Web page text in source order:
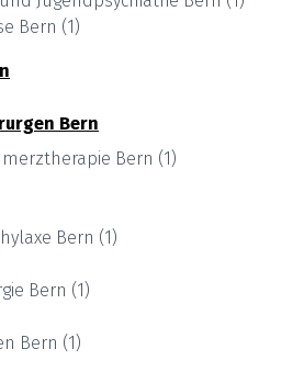
Bern (1)
Bern
Bern (1)
Bern (1)
Bern (1)
Bern (1)